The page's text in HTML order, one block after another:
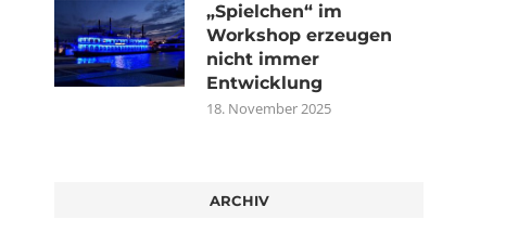
„Spielchen“ im
Workshop erzeugen
nicht immer
Entwicklung
18. November 2025
ARCHIV